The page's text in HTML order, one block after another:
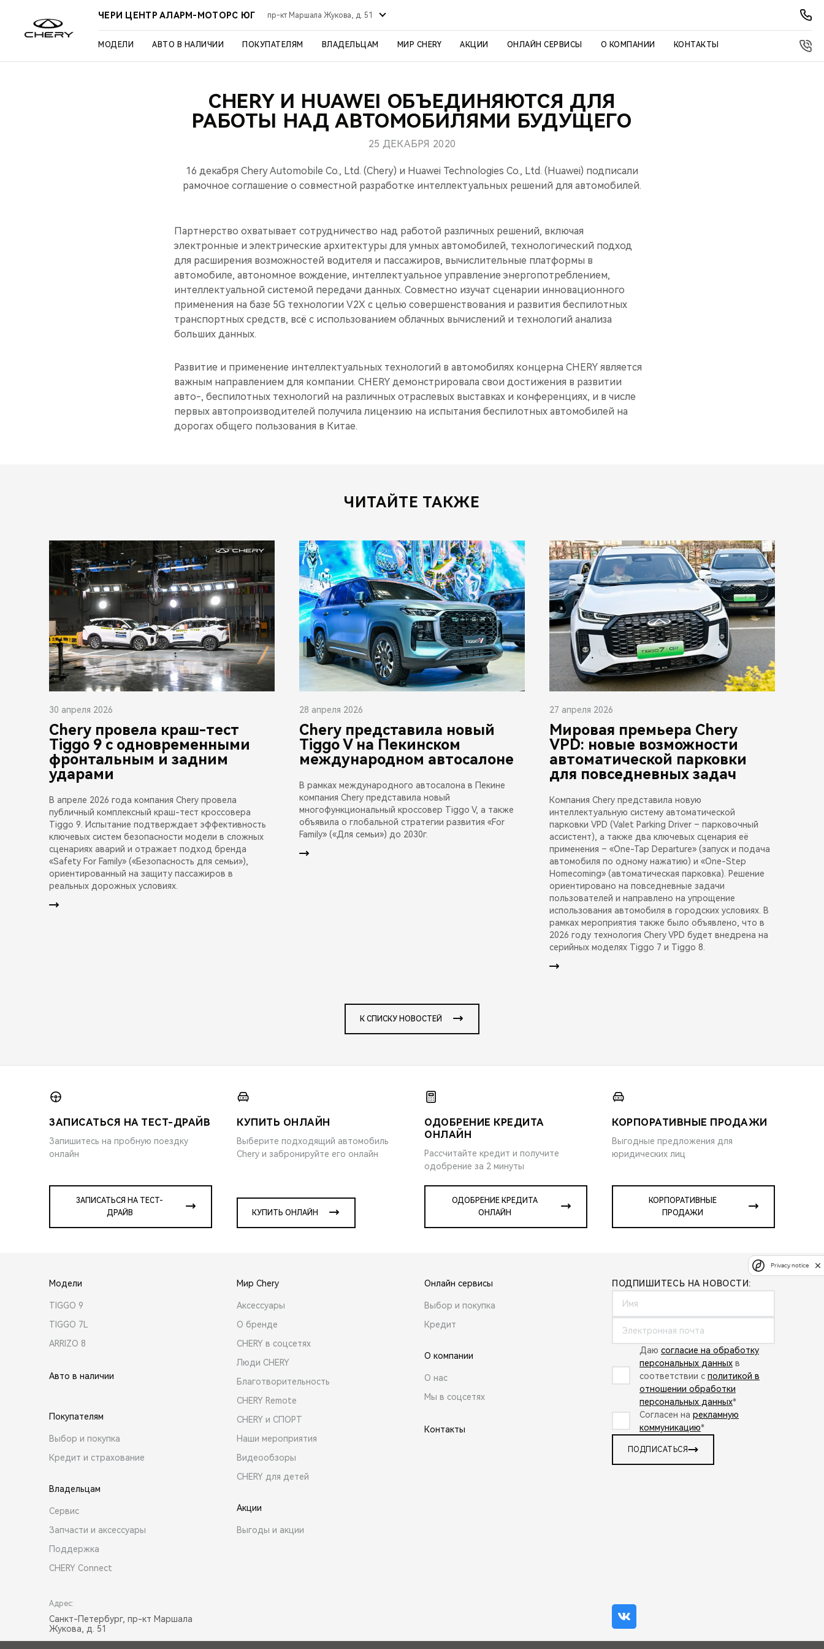
ЧЕРИ ЦЕНТР АЛАРМ-МОТОРС ЮГ пр-кт Маршала Жукова, д. 51
МОДЕЛИ АВТО В НАЛИЧИИ ПОКУПАТЕЛЯМ ВЛАДЕЛЬЦАМ МИР CHERY АКЦИИ ОНЛАЙН СЕРВИСЫ О КОМПАНИИ КОНТАКТЫ
CHERY И HUAWEI ОБЪЕДИНЯЮТСЯ ДЛЯ
РАБОТЫ НАД АВТОМОБИЛЯМИ БУДУЩЕГО
25 ДЕКАБРЯ 2020
16 декабря Chery Automobile Co., Ltd. (Chery) и Huawei Technologies Co., Ltd. (Huawei) подписали
рамочное соглашение о совместной разработке интеллектуальных решений для автомобилей.
Партнерство охватывает сотрудничество над работой различных решений, включая
электронные и электрические архитектуры для умных автомобилей, технологический подход
для расширения возможностей водителя и пассажиров, вычислительные платформы в
автомобиле, автономное вождение, интеллектуальное управление энергопотреблением,
интеллектуальной системой передачи данных. Совместно изучат сценарии инновационного
применения на базе 5G технологии V2X c целью совершенствования и развития беспилотных
транспортных средств, всё с использованием облачных вычислений и технологий анализа
больших данных.
Развитие и применение интеллектуальных технологий в автомобилях концерна CHERY является
важным направлением для компании. CHERY демонстрировала свои достижения в развитии
авто-, беспилотных технологий на различных отраслевых выставках и конференциях, и в числе
первых автопроизводителей получила лицензию на испытания беспилотных автомобилей на
дорогах общего пользования в Китае.
ЧИТАЙТЕ ТАКЖЕ
30 апреля 2026
Chery провела краш-тест
Tiggo 9 с одновременными
фронтальным и задним
ударами
В апреле 2026 года компания Chery провела
публичный комплексный краш-тест кроссовера
Tiggo 9. Испытание подтверждает эффективность
ключевых систем безопасности модели в сложных
сценариях аварий и отражает подход бренда
«Safety For Family» («Безопасность для семьи»),
ориентированный на защиту пассажиров в
реальных дорожных условиях.
28 апреля 2026
Chery представила новый
Tiggo V на Пекинском
международном автосалоне
В рамках международного автосалона в Пекине
компания Chery представила новый
многофункциональный кроссовер Tiggo V, а также
объявила о глобальной стратегии развития «For
Family» («Для семьи») до 2030г.
27 апреля 2026
Мировая премьера Chery
VPD: новые возможности
автоматической парковки
для повседневных задач
Компания Chery представила новую
интеллектуальную систему автоматической
парковки VPD (Valet Parking Driver – парковочный
ассистент), а также два ключевых сценария её
применения – «One-Tap Departure» (запуск и подача
автомобиля по одному нажатию) и «One-Step
Homecoming» (автоматическая парковка). Решение
ориентировано на повседневные задачи
пользователей и направлено на упрощение
использования автомобиля в городских условиях. В
рамках мероприятия также было объявлено, что в
2026 году технология Chery VPD будет внедрена на
серийных моделях Tiggo 7 и Tiggo 8.
К СПИСКУ НОВОСТЕЙ
ЗАПИСАТЬСЯ НА ТЕСТ-ДРАЙВ
Запишитесь на пробную поездку
онлайн
ЗАПИСАТЬСЯ НА ТЕСТ-
ДРАЙВ
КУПИТЬ ОНЛАЙН
Выберите подходящий автомобиль
Chery и забронируйте его онлайн
КУПИТЬ ОНЛАЙН
ОДОБРЕНИЕ КРЕДИТА
ОНЛАЙН
Рассчитайте кредит и получите
одобрение за 2 минуты
ОДОБРЕНИЕ КРЕДИТА
ОНЛАЙН
КОРПОРАТИВНЫЕ ПРОДАЖИ
Выгодные предложения для
юридических лиц
КОРПОРАТИВНЫЕ
ПРОДАЖИ
Модели
TIGGO 9
TIGGO 7L
ARRIZO 8
Авто в наличии
Покупателям
Выбор и покупка
Кредит и страхование
Владельцам
Сервис
Запчасти и аксессуары
Поддержка
CHERY Connect
Мир Chery
Аксессуары
О бренде
CHERY в соцсетях
Люди CHERY
Благотворительность
CHERY Remote
CHERY и СПОРТ
Наши мероприятия
Видеообзоры
CHERY для детей
Акции
Выгоды и акции
Онлайн сервисы
Выбор и покупка
Кредит
О компании
О нас
Мы в соцсетях
Контакты
ПОДПИШИТЕСЬ НА НОВОСТИ:
Даю согласие на обработку
персональных данных в
соответствии с политикой в
отношении обработки
персональных данных*
Согласен на рекламную
коммуникацию*
ПОДПИСАТЬСЯ
Адрес:
Санкт-Петербург, пр-кт Маршала
Жукова, д. 51
Privacy notice